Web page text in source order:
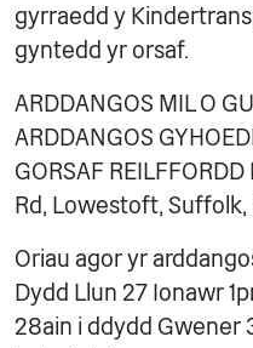
gyrraedd y
gyntedd yr orsaf.
ARDDANGOS MIL O
ARDDANGOS
GORSAF
Rd, Lowestoft, Suffolk,
Oriau agor yr
Dydd Llun 27 Ionawr
28ain i ddydd Gwener